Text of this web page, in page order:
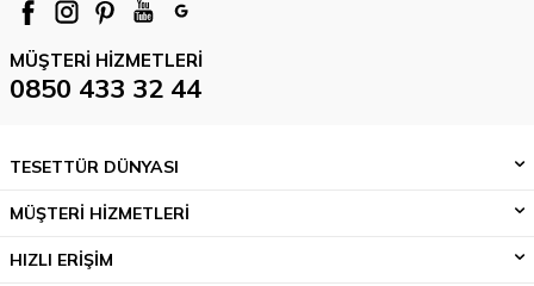
MÜŞTERI HIZMETLERI
0850 433 32 44
TESETTÜR DÜNYASI
MÜŞTERİ HİZMETLERİ
HIZLI ERİŞİM